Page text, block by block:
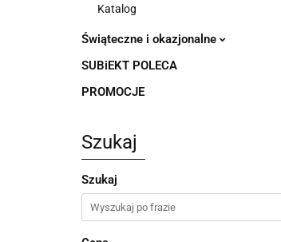
Katalog
Świąteczne i okazjonalne
SUBiEKT POLECA
PROMOCJE
Szukaj
Szukaj